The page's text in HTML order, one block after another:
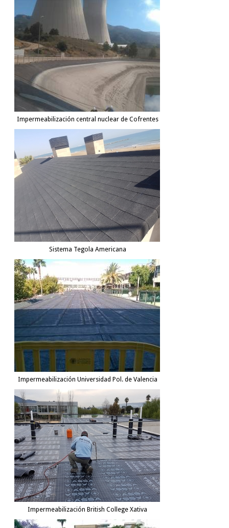
Impermeabilización central nuclear de Cofrentes
Sistema Tegola Americana
Impermeabilización Universidad Pol. de Valencia
Impermeabilización British College Xativa